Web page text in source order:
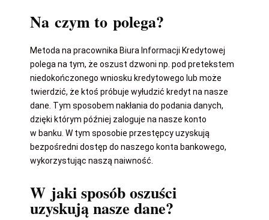
Na czym to polega?
Metoda na pracownika Biura Informacji Kredytowej
polega na tym, że oszust dzwoni np. pod pretekstem
niedokończonego wniosku kredytowego lub może
twierdzić, że ktoś próbuje wyłudzić kredyt na nasze
dane. Tym sposobem nakłania do podania danych,
dzięki którym później zaloguje na nasze konto
w banku. W tym sposobie przestępcy uzyskują
bezpośredni dostęp do naszego konta bankowego,
wykorzystując naszą naiwność.
W jaki sposób oszuści
uzyskują nasze dane?